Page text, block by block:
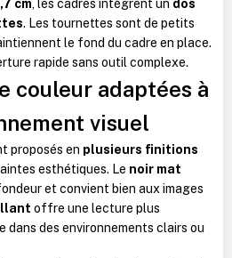
cm, les cadres intègrent un dos
. Les tournettes sont de petits
le fond du cadre en place.
rapide sans outil complexe.
couleur adaptées à
visuel
proposés en plusieurs finitions
esthétiques. Le noir mat
et convient bien aux images
offre une lecture plus
dans des environnements clairs ou